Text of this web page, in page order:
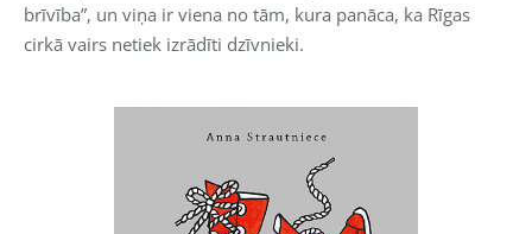
brīvība”, un viņa ir viena no tām, kura panāca, ka Rīgas
cirkā vairs netiek izrādīti dzīvnieki.